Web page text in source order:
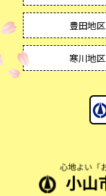
豊田地区
寒川地区